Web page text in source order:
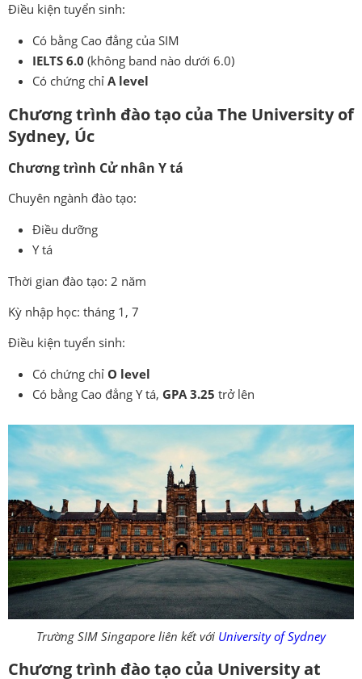
Điều kiện tuyển sinh:
Có bằng Cao đẳng của SIM
IELTS 6.0 (không band nào dưới 6.0)
Có chứng chỉ A level
Chương trình đào tạo của The University of
Sydney, Úc
Chương trình Cử nhân Y tá
Chuyên ngành đào tạo:
Điều dưỡng
Y tá
Thời gian đào tạo: 2 năm
Kỳ nhập học: tháng 1, 7
Điều kiện tuyển sinh:
Có chứng chỉ O level
Có bằng Cao đẳng Y tá, GPA 3.25 trở lên
Trường SIM Singapore liên kết với University of Sydney
Chương trình đào tạo của University at